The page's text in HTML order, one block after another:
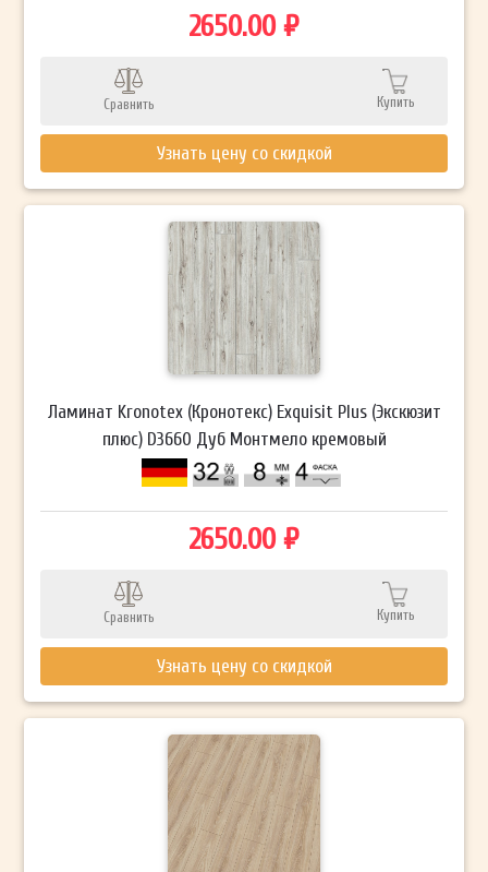
2650.00 ₽
Сравнить Купить
Узнать цену со скидкой
Ламинат Kronotex (Кронотекс) Exquisit Plus (Экскюзит
плюс) D3660 Дуб Монтмело кремовый
2650.00 ₽
Сравнить Купить
Узнать цену со скидкой